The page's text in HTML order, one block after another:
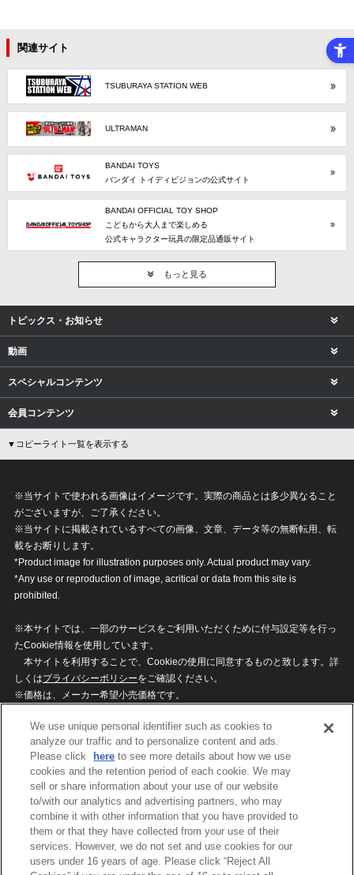
関連サイト
TSUBURAYA STATION WEB
ULTRAMAN
BANDAI TOYS
バンダイ トイディビジョンの公式サイト
BANDAI OFFICIAL TOY SHOP
こどもから大人まで楽しめる
公式キャラクター玩具の限定品通販サイト
もっと見る
トピックス・お知らせ
動画
スペシャルコンテンツ
会員コンテンツ
▼コピーライト一覧を表示する
※当サイトで使われる画像はイメージです。実際の商品とは多少異なること
がございますが、ご了承ください。
※当サイトに掲載されているすべての画像、文章、データ等の無断転用、転
載をお断りします。
*Product image for illustration purposes only. Actual product may vary.
*Any use or reproduction of image, acritical or data from this site is
prohibited.
※本サイトでは、一部のサービスをご利用いただくために付与設定等を行っ
たCookie情報を使用しています。
本サイトを利用することで、Cookieの使用に同意するものと致します。詳
しくはプライバシーポリシーをご確認ください。
※価格は、メーカー希望小売価格です。
ざいますのでご了承ください。
privacypolicy
Do Not Sell or Share My
Personal Information
ウェブサイトご利用条件
ソーシャルメディアポリシー
個人情報保護方針
お問い合わせ
We use unique personal identifier such as cookies to
analyze our traffic and to personalize content and ads.
Please click
here to see more details about how we use
cookies and the retention period of each cookie. We may
sell or share information about your use of our website
to/with our analytics and advertising partners, who may
combine it with other information that you have provided to
them or that they have collected from your use of their
services. However, we do not set and use cookies for our
users under 16 years of age. Please click “Reject All